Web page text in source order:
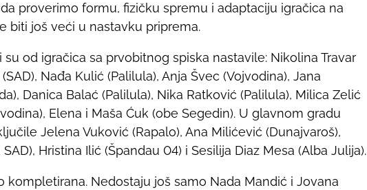
proverimo formu, fizičku spremu i adaptaciju igračica na
biti još veći u nastavku priprema.
od igračica sa prvobitnog spiska nastavile: Nikolina Travar
Nađa Kulić (Palilula), Anja Švec (Vojvodina), Jana
Danica Balać (Palilula), Nika Ratković (Palilula), Milica Zelić
Elena i Maša Ćuk (obe Segedin). U glavnom gradu
Jelena Vuković (Rapalo), Ana Milićević (Dunajvaroš),
Hristina Ilić (Špandau 04) i Sesilija Diaz Mesa (Alba Julija).
kompletirana. Nedostaju još samo Nada Mandić i Jovana